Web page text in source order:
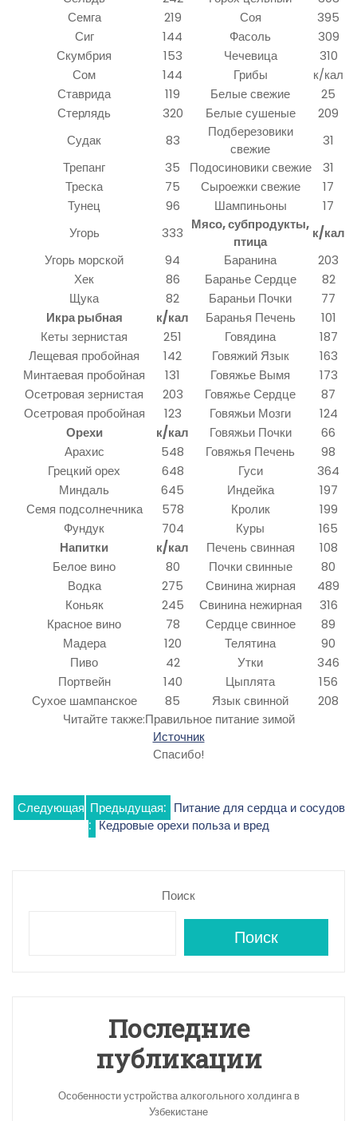
Семга
219 Соя
395
Сиг
144 Фасоль
309
Скумбрия
153 Чечевица
310
Сом
144 Грибы
к/кал
Ставрида
119 Белые свежие
25
Стерлядь
320 Белые сушеные
209
Судак
83
Подберезовики
свежие
31
Трепанг
35 Подосиновики свежие
31
Треска
75 Сыроежки свежие
17
Тунец
96 Шампиньоны
17
Угорь
333
Мясо, субпродукты,
птица
к/кал
Угорь морской
94 Баранина
203
Хек
86 Баранье Сердце
82
Щука
82 Бараньи Почки
77
Икра рыбная
к/кал Баранья Печень
101
Кеты зернистая
251 Говядина
187
Лещевая пробойная
142 Говяжий Язык
163
Минтаевая пробойная
131 Говяжье Вымя
173
Осетровая зернистая
203 Говяжье Сердце
87
Осетровая пробойная
123 Говяжьи Мозги
124
Орехи
к/кал Говяжьи Почки
66
Арахис
548 Говяжья Печень
98
Грецкий орех
648 Гуси
364
Миндаль
645 Индейка
197
Семя подсолнечника
578 Кролик
199
Фундук
704 Куры
165
Напитки
к/кал Печень свинная
108
Белое вино
80 Почки свинные
80
Водка
275 Свинина жирная
489
Коньяк
245 Свинина нежирная
316
Красное вино
78 Сердце свинное
89
Мадера
120 Телятина
90
Пиво
42 Утки
346
Портвейн
140 Цыплята
156
Сухое шампанское
85 Язык свинной
208
Читайте также:Правильное питание зимой
Источник
Спасибо!
Навигация
Предыдущая: Питание для сердца и сосудов
Следующая
: Кедровые орехи польза и вред
Поиск
Поиск
Последние
публикации
Особенности устройства алкогольного холдинга в
Узбекистане